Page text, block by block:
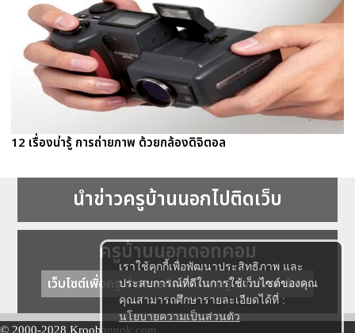
เราใช้คุกกี้เพื่อพัฒนาประสิทธิภาพ และ
ประสบการณ์ที่ดีในการใช้เว็บไซต์ของคุณ
คุณสามารถศึกษารายละเอียดได้ที่ :
นโยบายความเป็นส่วนตัว
12 เรื่องน่ารู้ การถ่ายภาพ ด้วยกล้องดิจิตอล
นำข่าวครูบ้านนอกไปติดเว็บ
ครูบ้านนอกดอทคอม
เว็บไซต์เพื่อครู ข่าวการศึกษา ความรู้ การศึกษาไทย
© 2000-2028 Kroobannok.com